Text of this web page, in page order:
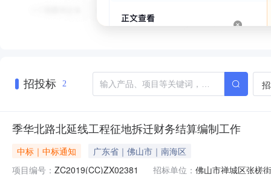
招投标 2
季华北路北延线工程征地拆迁财务结算编制工作
中标｜中标通知
广东省｜佛山市｜南海区
项目编号： ZC2019(CC)ZX02381 招标单位： 佛山市禅城区张槎